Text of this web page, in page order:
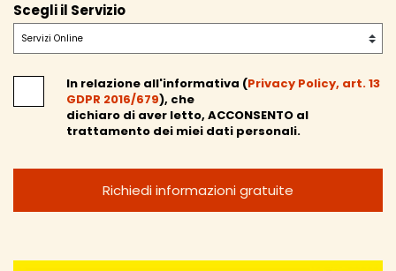
Scegli il Servizio
In relazione all'informativa (Privacy Policy, art. 13
GDPR 2016/679), che
dichiaro di aver letto, ACCONSENTO al
trattamento dei miei dati personali.